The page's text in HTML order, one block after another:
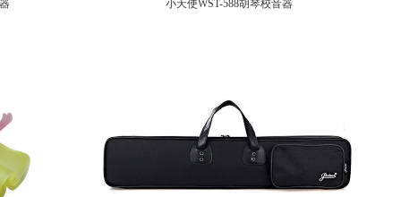
小天使WST-588胡琴校音器